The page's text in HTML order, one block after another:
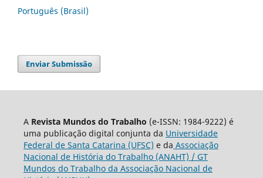
Português (Brasil)
Enviar Submissão
A Revista Mundos do Trabalho (e-ISSN: 1984-9222) é
uma publicação digital conjunta da Universidade
Federal de Santa Catarina (UFSC) e da Associação
Nacional de História do Trabalho (ANAHT) / GT
Mundos do Trabalho da Associação Nacional de